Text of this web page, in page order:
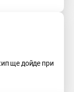
ще дойде при